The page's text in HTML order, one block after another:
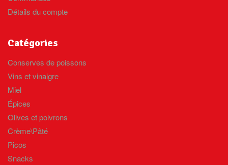
Détails du compte
Catégories
Conserves de poissons
Vins et vinaigre
Miel
Épices
Olives et poivrons
Crème\Pâté
Picos
Snacks